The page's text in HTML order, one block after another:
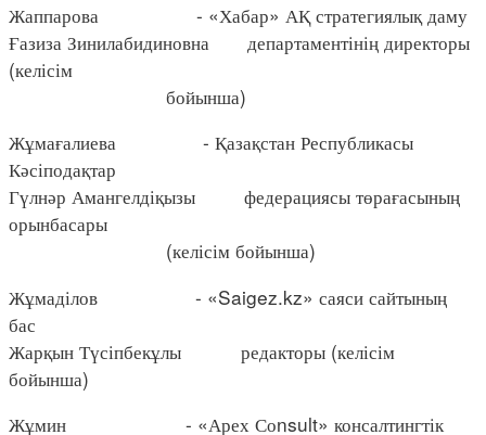
Жаппарова - «Хабар» АҚ стратегиялық даму
Ғазиза Зинилабидиновна департаментінің директоры
(келісім
бойынша)
Жұмағалиева - Қазақстан Республикасы
Кәсіподақтар
Гүлнәр Амангелдіқызы федерациясы төрағасының
орынбасары
(келісім бойынша)
Жұмаділов - «Saigez.kz» саяси сайтының
бас
Жарқын Түсіпбекұлы редакторы (келісім
бойынша)
Жұмин - «Арех Соnsult» консалтингтік